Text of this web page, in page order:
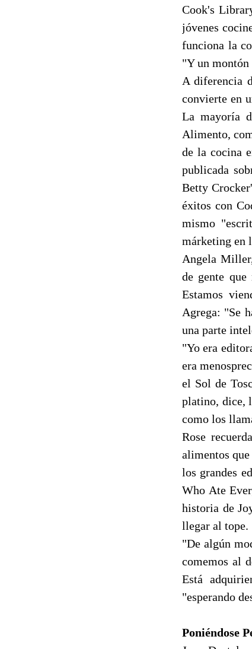
Cook's
jóvenes
funciona la
"Y un montón
A diferencia
convierte en
La mayoría
Alimento,
de la cocina
publicada
Betty
éxitos con
mismo
márketing en
Angela
de gente
Estamos
Agrega: "Se
una parte
"Yo era
era
el Sol de
platino, dice,
como los
Rose
alimentos
los grandes
Who Ate
historia de
llegar al tope.
"De algún
comemos al
Está
"esperando
Poniéndose